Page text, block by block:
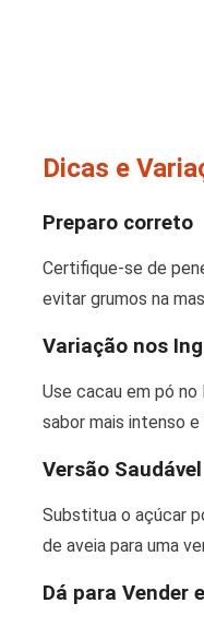
Dicas e
Preparo correto
Certifique-se de
evitar grumos na
Variação nos
Use cacau em pó
sabor mais intenso
Versão
Substitua o açúcar
de aveia para uma
Dá para Vender